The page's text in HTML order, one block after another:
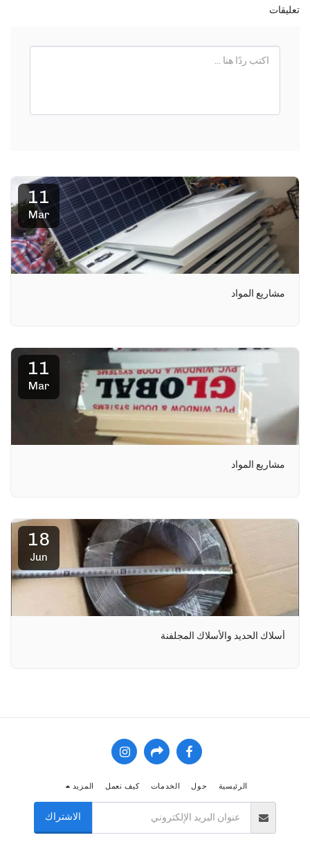
تعليقات
11
Mar
مشاريع المواد
11
Mar
مشاريع المواد
18
Jun
أسلاك الحديد والأسلاك المجلفنة
الرئيسية حول الخدمات كيف نعمل المزيد
الاشتراك
مرحبا كيف يمكننا مساعدتك؟ من فضلك أرسل لنا رسالة الآن